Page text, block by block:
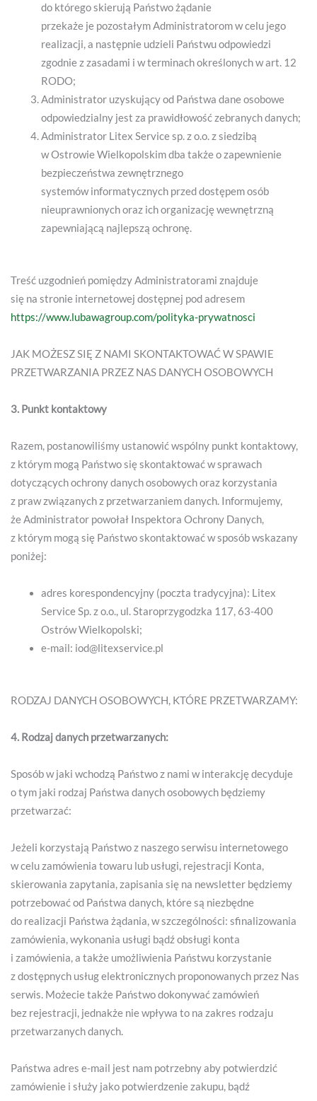
do którego skierują Państwo żądanie
przekaże je pozostałym Administratorom w celu jego
realizacji, a następnie udzieli Państwu odpowiedzi
zgodnie z zasadami i w terminach określonych w art. 12
RODO;
Administrator uzyskujący od Państwa dane osobowe
odpowiedzialny jest za prawidłowość zebranych danych;
Administrator Litex Service sp. z o.o. z siedzibą
w Ostrowie Wielkopolskim dba także o zapewnienie
bezpieczeństwa zewnętrznego
systemów informatycznych przed dostępem osób
nieuprawnionych oraz ich organizację wewnętrzną
zapewniającą najlepszą ochronę.
Treść uzgodnień pomiędzy Administratorami znajduje
się na stronie internetowej dostępnej pod adresem
https://www.lubawagroup.com/polityka-prywatnosci
JAK MOŻESZ SIĘ Z NAMI SKONTAKTOWAĆ W SPAWIE
PRZETWARZANIA PRZEZ NAS DANYCH OSOBOWYCH
3. Punkt kontaktowy
Razem, postanowiliśmy ustanowić wspólny punkt kontaktowy,
z którym mogą Państwo się skontaktować w sprawach
dotyczących ochrony danych osobowych oraz korzystania
z praw związanych z przetwarzaniem danych. Informujemy,
że Administrator powołał Inspektora Ochrony Danych,
z którym mogą się Państwo skontaktować w sposób wskazany
poniżej:
adres korespondencyjny (poczta tradycyjna): Litex
Service Sp. z o.o., ul. Staroprzygodzka 117, 63-400
Ostrów Wielkopolski;
e-mail: iod@litexservice.pl
RODZAJ DANYCH OSOBOWYCH, KTÓRE PRZETWARZAMY:
4. Rodzaj danych przetwarzanych:
Sposób w jaki wchodzą Państwo z nami w interakcję decyduje
o tym jaki rodzaj Państwa danych osobowych będziemy
przetwarzać:
Jeżeli korzystają Państwo z naszego serwisu internetowego
w celu zamówienia towaru lub usługi, rejestracji Konta,
skierowania zapytania, zapisania się na newsletter będziemy
potrzebować od Państwa danych, które są niezbędne
do realizacji Państwa żądania, w szczególności: sfinalizowania
zamówienia, wykonania usługi bądź obsługi konta
i zamówienia, a także umożliwienia Państwu korzystanie
z dostępnych usług elektronicznych proponowanych przez Nas
serwis. Możecie także Państwo dokonywać zamówień
bez rejestracji, jednakże nie wpływa to na zakres rodzaju
przetwarzanych danych.
Państwa adres e-mail jest nam potrzebny aby potwierdzić
zamówienie i służy jako potwierdzenie zakupu, bądź